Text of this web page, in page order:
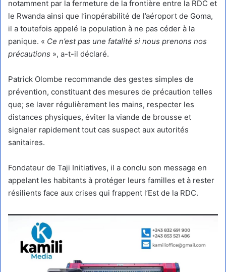
notamment par la fermeture de la frontière entre la RDC et
le Rwanda ainsi que l’inopérabilité de l’aéroport de Goma,
il a toutefois appelé la population à ne pas céder à la
panique. « Ce n’est pas une fatalité si nous prenons nos
précautions », a-t-il déclaré.
Patrick Olombe recommande des gestes simples de
prévention, constituant des mesures de précaution telles
que; se laver régulièrement les mains, respecter les
distances physiques, éviter la viande de brousse et
signaler rapidement tout cas suspect aux autorités
sanitaires.
Fondateur de Taji Initiatives, il a conclu son message en
appelant les habitants à protéger leurs familles et à rester
résilients face aux crises qui frappent l’Est de la RDC.